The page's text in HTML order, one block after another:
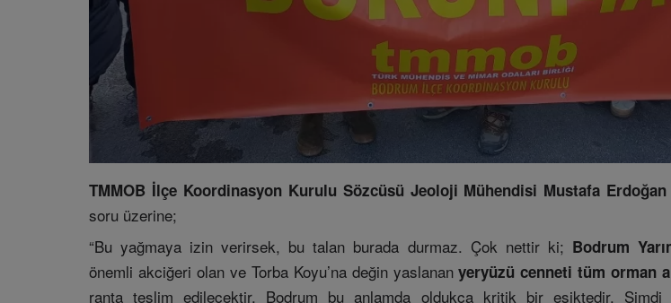
TMMOB İlçe Koordinasyon Kurulu Sözcüsü Jeoloji Mühendisi Mustafa Erdoğan
soru üzerine;
“Bu yağmaya izin verirsek, bu talan burada durmaz. Çok nettir ki; Bodrum
önemli akciğeri olan ve Torba Koyu’na değin yaslananyeryüzü cenneti tüm orman
ranta teslim edilecektir. Bodrum bu anlamda oldukça kritik bir eşiktedir. Şimdi